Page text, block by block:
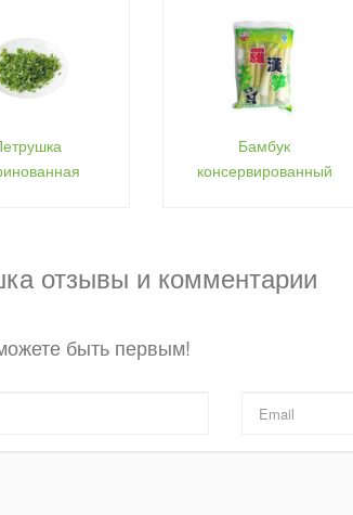
Бамбук
консервированный
отзывы и комментарии
быть первым!